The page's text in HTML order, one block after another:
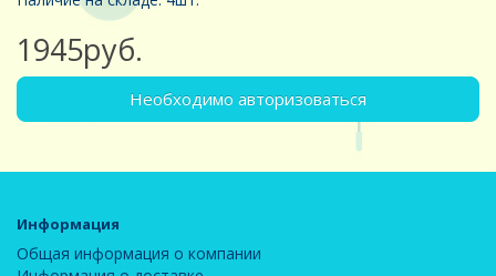
1945руб.
Необходимо авторизоваться
Информация
Общая информация о компании